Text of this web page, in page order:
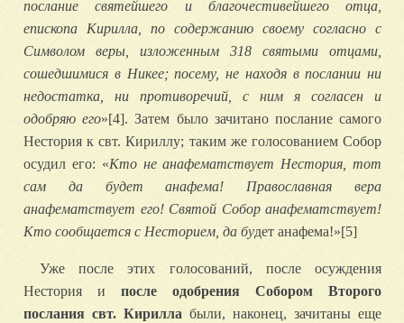
послание святейшего и благочестивейшего отца,
епископа Кирилла, по содержанию своему согласно с
Символом веры, изложенным 318 святыми отцами,
сошедшимися в Никее; посему, не находя в послании ни
недостатка, ни противоречий, с ним я согласен и
одобряю его»[4]. Затем было зачитано послание самого
Нестория к свт. Кириллу; таким же голосованием Собор
осудил его: «Кто не анафематствует Нестория, тот
сам да будет анафема! Православная вера
анафематствует его! Святой Собор анафематствует!
Кто сообщается с Несторием, да будет анафема!»[5]
Уже после этих голосований, после осуждения
Нестория и после одобрения Собором Второго
послания свт. Кирилла были, наконец, зачитаны еще